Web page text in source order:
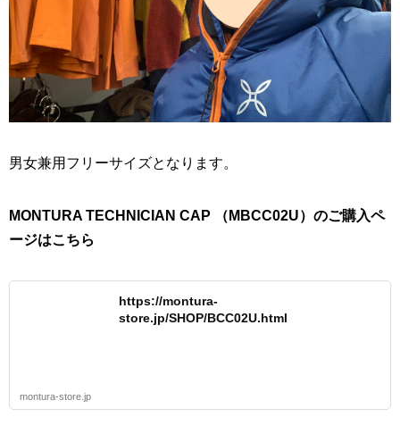
男女兼用フリーサイズとなります。
MONTURA TECHNICIAN CAP （MBCC02U）のご購入ペ
ージはこちら
https://montura-
store.jp/SHOP/BCC02U.html
montura-store.jp